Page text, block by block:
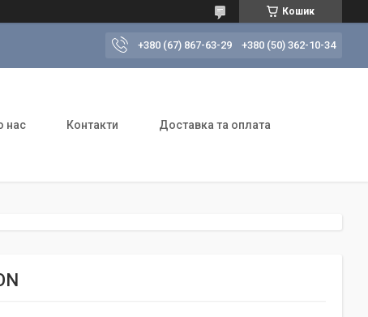
Кошик
+380 (67) 867-63-29 +380 (50) 362-10-34
нас Контакти Доставка та оплата